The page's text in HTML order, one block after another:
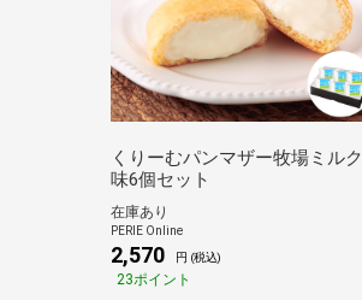
くりーむパンマザー牧場ミルク
味6個セット
在庫あり
PERIE Online
2,570 円 (税込)
23ポイント